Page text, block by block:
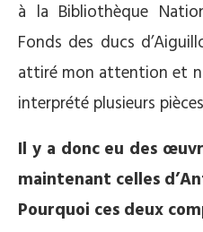
à la Bibliothèque
Fonds des ducs
attiré mon attention et
interprété plusieurs
Il y a donc eu des
maintenant celles
Pourquoi ces deux